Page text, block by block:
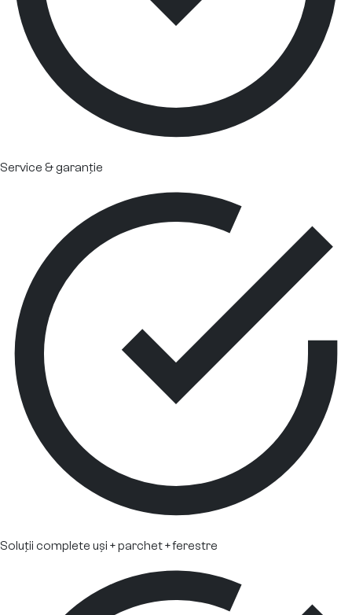
Service & garanție
Soluții complete uși + parchet + ferestre